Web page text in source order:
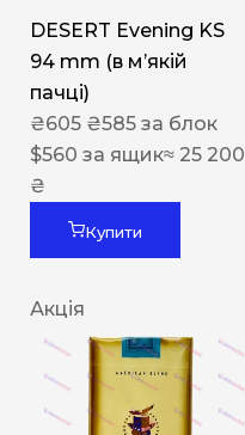
DESERT Evening KS
94 mm (в мʼякій
пачці)
₴605 ₴585 за блок
$560 за ящик≈ 25 200
₴
Купити
Акція